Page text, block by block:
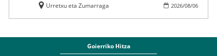
2026/08/06
Urretxu eta Zumarraga
Goierriko Hitza